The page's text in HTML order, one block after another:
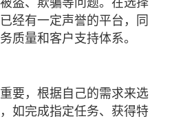
经有一定声誉的平台，同
质量和客户支持体系。
要，根据自己的需求来选
如完成指定任务、获得特